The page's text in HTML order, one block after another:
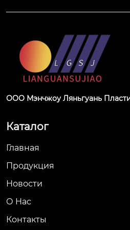
ООО Мэнчжоу Ляньгуань
Каталог
Главная
Продукция
Новости
О Hас
Контакты